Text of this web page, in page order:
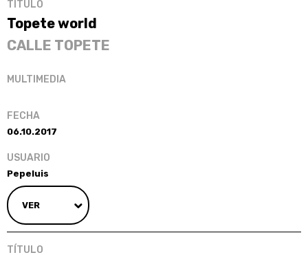
Topete world
CALLE TOPETE
VER
06.10.2017
Pepeluis